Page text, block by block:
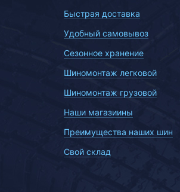
Быстрая доставка
Удобный самовывоз
Сезонное хранение
Шиномонтаж легковой
Шиномонтаж грузовой
Наши магазиины
Преимущества наших шин
Свой склад